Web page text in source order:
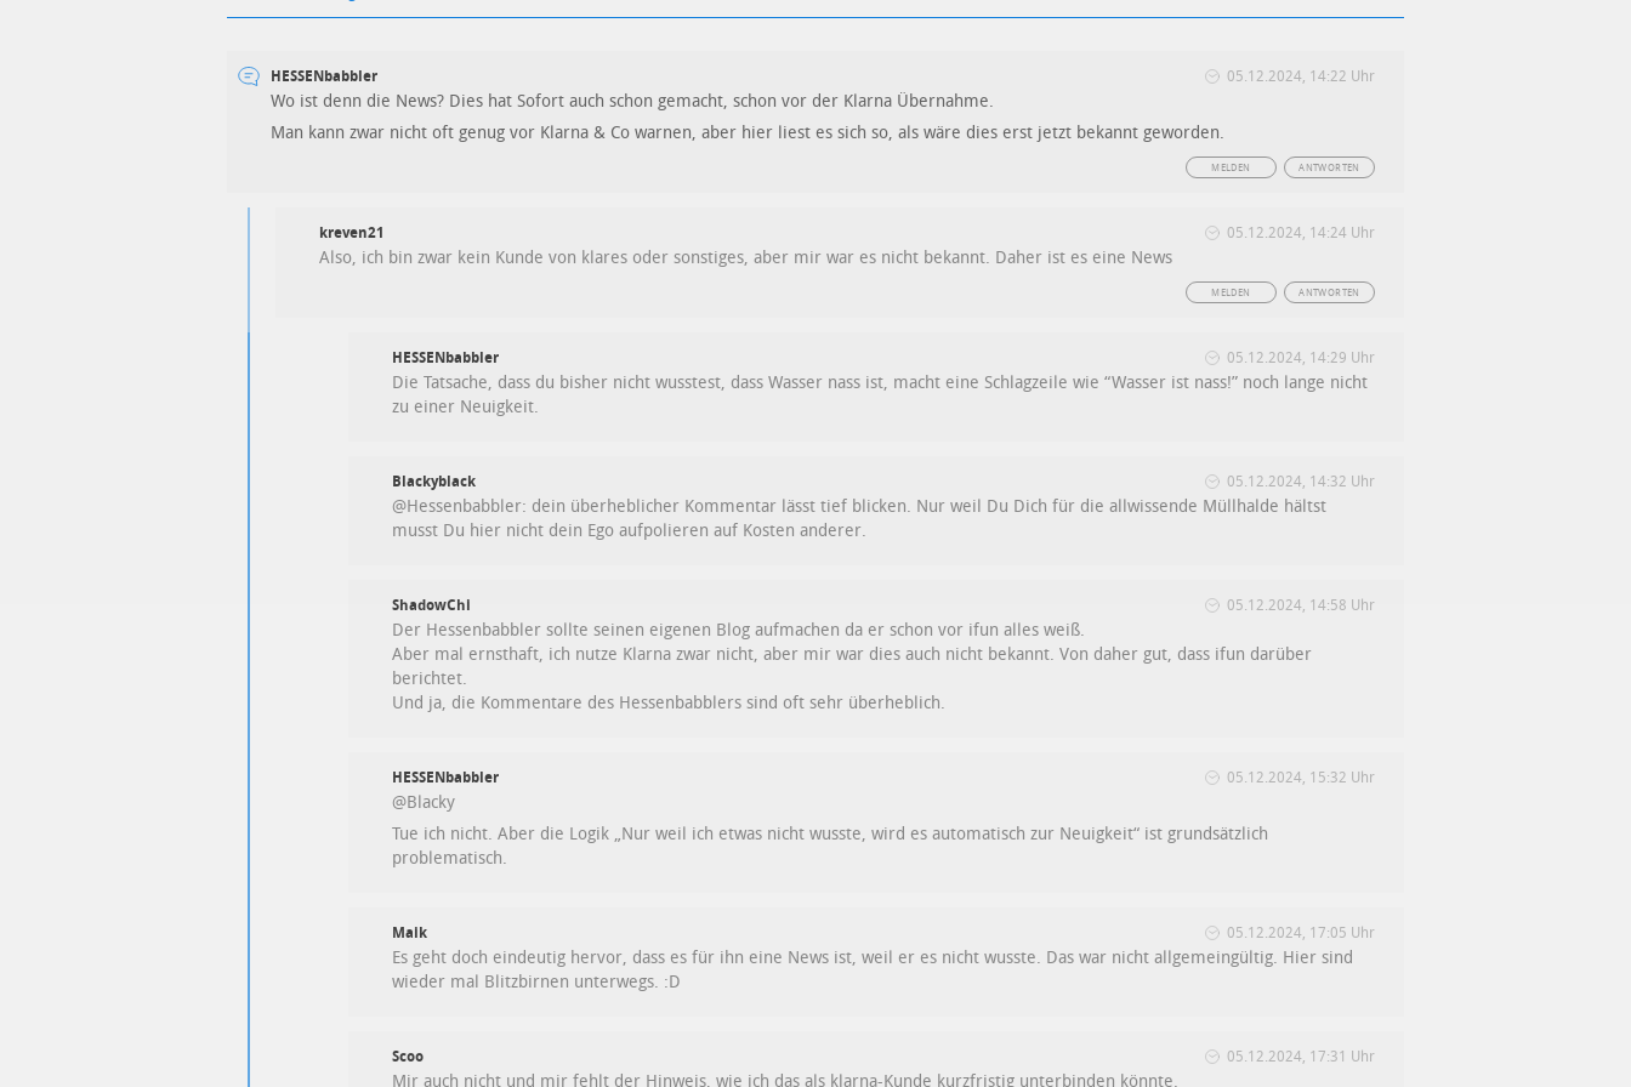
HESSENbabbler 05.12.2024, 14:22 Uhr
Wo ist denn die News? Dies hat Sofort auch schon gemacht, schon vor der Klarna Übernahme.
Man kann zwar nicht oft genug vor Klarna & Co warnen, aber hier liest es sich so, als wäre dies erst jetzt bekannt geworden.
ANTWORTEN
MELDEN
kreven21 05.12.2024, 14:24 Uhr
Also, ich bin zwar kein Kunde von klares oder sonstiges, aber mir war es nicht bekannt. Daher ist es eine News
ANTWORTEN
MELDEN
HESSENbabbler 05.12.2024, 14:29 Uhr
Die Tatsache, dass du bisher nicht wusstest, dass Wasser nass ist, macht eine Schlagzeile wie “Wasser ist nass!” noch lange nicht
zu einer Neuigkeit.
Blackyblack 05.12.2024, 14:32 Uhr
@Hessenbabbler: dein überheblicher Kommentar lässt tief blicken. Nur weil Du Dich für die allwissende Müllhalde hältst
musst Du hier nicht dein Ego aufpolieren auf Kosten anderer.
ShadowChi 05.12.2024, 14:58 Uhr
Der Hessenbabbler sollte seinen eigenen Blog aufmachen da er schon vor ifun alles weiß.
Aber mal ernsthaft, ich nutze Klarna zwar nicht, aber mir war dies auch nicht bekannt. Von daher gut, dass ifun darüber
berichtet.
Und ja, die Kommentare des Hessenbabblers sind oft sehr überheblich.
HESSENbabbler 05.12.2024, 15:32 Uhr
@Blacky
Tue ich nicht. Aber die Logik „Nur weil ich etwas nicht wusste, wird es automatisch zur Neuigkeit“ ist grundsätzlich
problematisch.
Maik 05.12.2024, 17:05 Uhr
Es geht doch eindeutig hervor, dass es für ihn eine News ist, weil er es nicht wusste. Das war nicht allgemeingültig. Hier sind
wieder mal Blitzbirnen unterwegs. :D
Scoo 05.12.2024, 17:31 Uhr
Mir auch nicht und mir fehlt der Hinweis, wie ich das als klarna-Kunde kurzfristig unterbinden könnte.